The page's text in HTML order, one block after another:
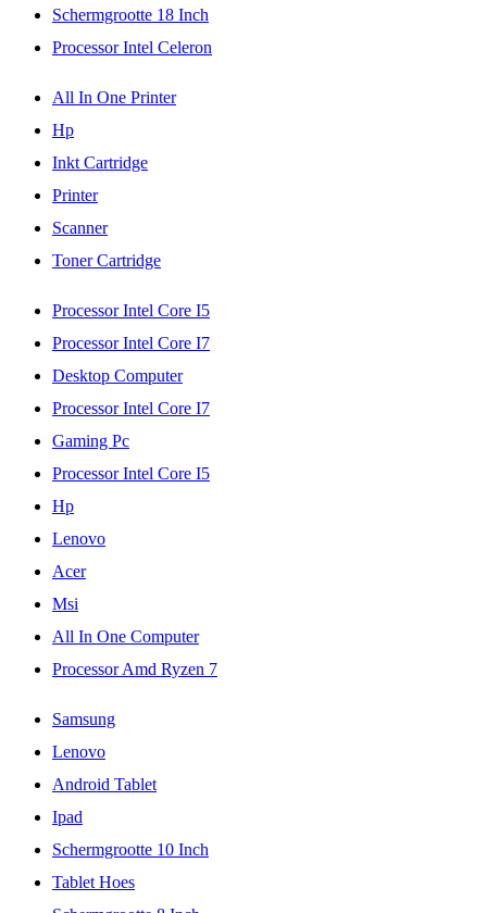
Schermgrootte 18 Inch
Processor Intel Celeron
All In One Printer
Hp
Inkt Cartridge
Printer
Scanner
Toner Cartridge
Processor Intel Core I5
Processor Intel Core I7
Desktop Computer
Processor Intel Core I7
Gaming Pc
Processor Intel Core I5
Hp
Lenovo
Acer
Msi
All In One Computer
Processor Amd Ryzen 7
Samsung
Lenovo
Android Tablet
Ipad
Schermgrootte 10 Inch
Tablet Hoes